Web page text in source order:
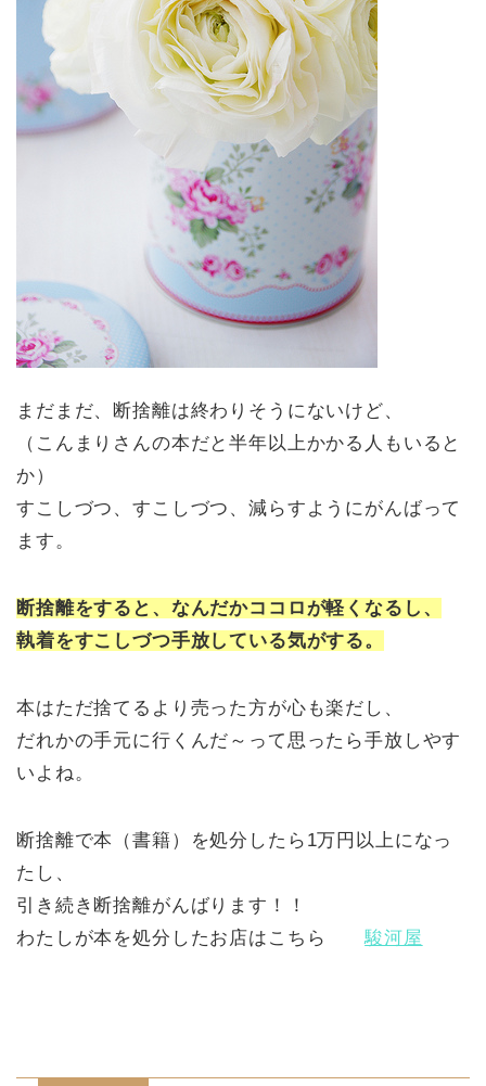
まだまだ、断捨離は終わりそうにないけど、
（こんまりさんの本だと半年以上かかる人もいると
か）
すこしづつ、すこしづつ、減らすようにがんばって
ます。
断捨離をすると、なんだかココロが軽くなるし、
執着をすこしづつ手放している気がする。
本はただ捨てるより売った方が心も楽だし、
だれかの手元に行くんだ～って思ったら手放しやす
いよね。
断捨離で本（書籍）を処分したら1万円以上になっ
たし、
引き続き断捨離がんばります！！
わたしが本を処分したお店はこちら
駿河屋